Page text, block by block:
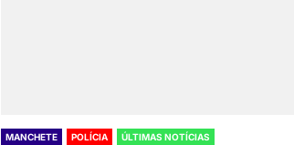
MANCHETE POLÍCIA ÚLTIMAS NOTÍCIAS